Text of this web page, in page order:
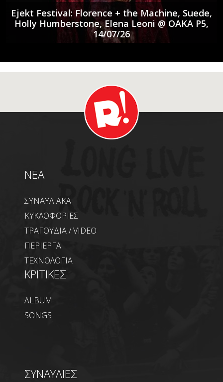
Ejekt Festival: Florence + the Machine, Suede,
Holly Humberstone, Elena Leoni @ ΟΑΚΑ P5,
14/07/26
NEA
ΣΥΝΑΥΛΙΑΚΑ
ΚΥΚΛΟΦΟΡΙΕΣ
ΤΡΑΓΟΥΔΙΑ / VIDEO
ΠΕΡΙΕΡΓΑ
ΤΕΧΝΟΛΟΓΙΑ
ΚΡΙΤΙΚΕΣ
ALBUM
SONGS
ΣΥΝΑΥΛΙΕΣ